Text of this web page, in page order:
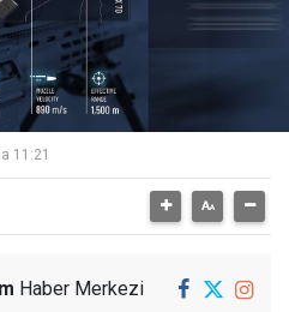
11:21
Haber Merkezi